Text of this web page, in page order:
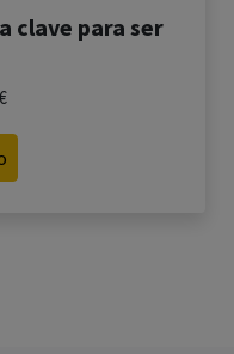
clave para ser